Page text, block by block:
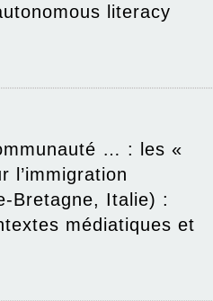
literacy
… : les «
l’immigration
Bretagne, Italie) :
médiatiques et